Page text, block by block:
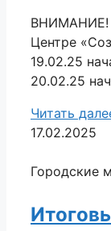
ВНИМАНИЕ!
Центре
19.02.25
20.02.25
Читать
17.02.2025
Городские